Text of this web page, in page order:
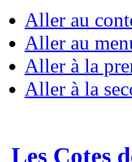
Aller au
Aller au
Aller à la
Aller à la
Les Cotes